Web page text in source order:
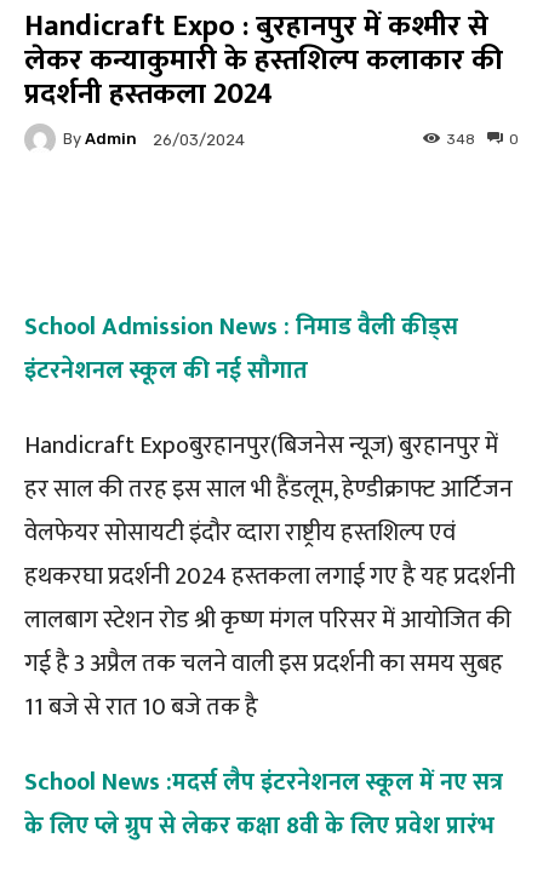
Handicraft Expo : बुरहानपुर में कश्मीर से
लेकर कन्याकुमारी के हस्तशिल्प कलाकार की
प्रदर्शनी हस्तकला 2024
By Admin 26/03/2024 0
348
School Admission News : निमाड वैली कीड्स
इंटरनेशनल स्कूल की नई सौगात
Handicraft Expoबुरहानपुर(बिजनेस न्यूज) बुरहानपुर में
हर साल की तरह इस साल भी हैंडलूम, हेण्डीक्राफ्ट आर्टिजन
वेलफेयर सोसायटी इंदौर व्दारा राष्ट्रीय हस्तशिल्प एवं
हथकरघा प्रदर्शनी 2024 हस्तकला लगाई गए है यह प्रदर्शनी
लालबाग स्टेशन रोड श्री कृष्ण मंगल परिसर में आयोजित की
गई है 3 अप्रैल तक चलने वाली इस प्रदर्शनी का समय सुबह
11 बजे से रात 10 बजे तक है
School News :मदर्स लैप इंटरनेशनल स्कूल में नए सत्र
के लिए प्ले ग्रुप से लेकर कक्षा 8वी के लिए प्रवेश प्रारंभ